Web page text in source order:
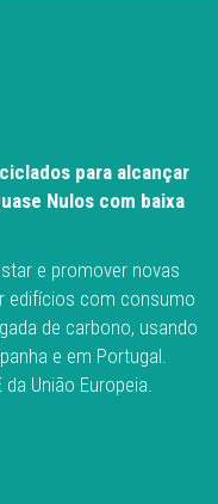
para alcançar
Nulos com baixa
e promover novas
edifícios com consumo
de carbono, usando
e em Portugal.
União Europeia.